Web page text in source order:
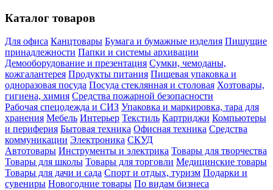
Каталог товаров
Для офиса Канцтовары Бумага и бумажные изделия Пишущие
принадлежности Папки и системы архивации
Демооборудование и презентация Сумки, чемоданы,
кожгалантерея Продукты питания Пищевая упаковка и
одноразовая посуда Посуда стеклянная и столовая Хозтовары,
гигиена, химия Средства пожарной безопасности
Рабочая спецодежда и СИЗ Упаковка и маркировка, тара для
хранения Мебель Интерьер Текстиль Картриджи Компьютеры
и периферия Бытовая техника Офисная техника Средства
коммуникации Электроника СКУД
Автотовары Инструменты и электрика Товары для творчества
Товары для школы Товары для торговли Медицинские товары
Товары для дачи и сада Спорт и отдых, туризм Подарки и
сувениры Новогодние товары По видам бизнеса